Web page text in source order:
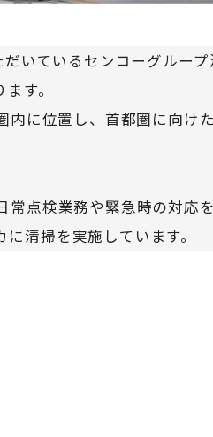
いているセンコーグルー
す。
に位置し、首都圏に向け
点検業務や緊急時の対応
清掃を実施しています。